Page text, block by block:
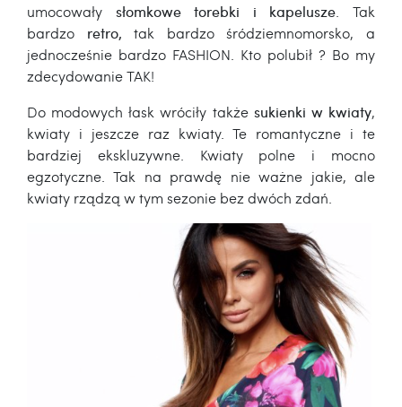
umocowały słomkowe torebki i kapelusze . Tak
bardzo retro, tak bardzo śródziemnomorsko, a
jednocześnie bardzo FASHION. Kto polubił ? Bo my
zdecydowanie TAK!
Do modowych łask wróciły także sukienki w kwiaty,
kwiaty i jeszcze raz kwiaty. Te romantyczne i te
bardziej ekskluzywne. Kwiaty polne i mocno
egzotyczne. Tak na prawdę nie ważne jakie, ale
kwiaty rządzą w tym sezonie bez dwóch zdań.